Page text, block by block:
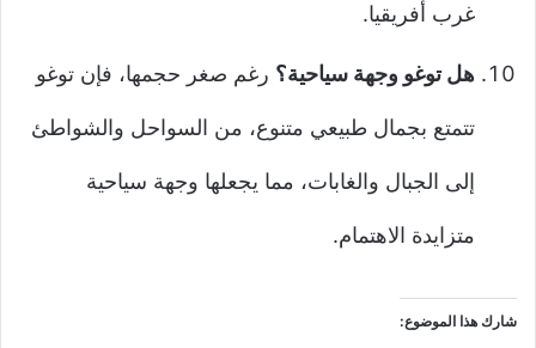
غرب أفريقيا.
هل توغو وجهة سياحية؟ رغم صغر حجمها، فإن توغو
تتمتع بجمال طبيعي متنوع، من السواحل والشواطئ
إلى الجبال والغابات، مما يجعلها وجهة سياحية
متزايدة الاهتمام.
شارك هذا الموضوع: